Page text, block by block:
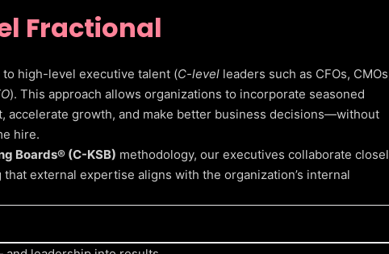
Fractional
high-level executive talent (C-level leaders such as CFOs,
). This approach allows organizations to incorporate seasoned
accelerate growth, and make better business decisions—without
hire.
Boards® (C-KSB) methodology, our executives collaborate
external expertise aligns with the organization’s internal